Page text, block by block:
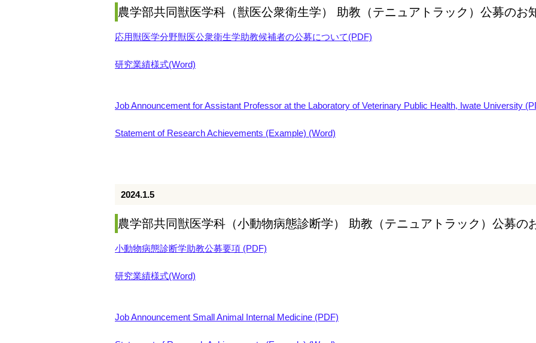
農学部共同獣医学科（獣医公衆衛生学） 助教（テニュアトラック）公募のお
応用獣医学分野獣医公衆衛生学助教候補者の公募について(PDF)
研究業績様式(Word)
Job Announcement for Assistant Professor at the Laboratory of Veterinary Public Health, Iwate University
Statement of Research Achievements (Example) (Word)
2024.1.5
農学部共同獣医学科（小動物病態診断学） 助教（テニュアトラック）公募の
小動物病態診断学助教公募要項 (PDF)
研究業績様式(Word)
Job Announcement Small Animal Internal Medicine (PDF)